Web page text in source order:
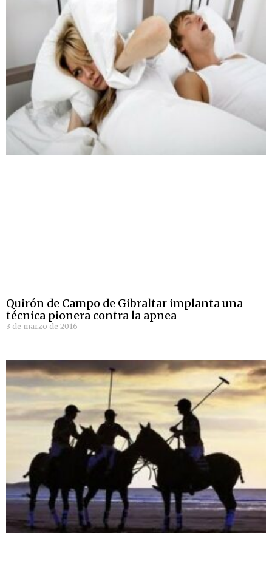
Quirón de Campo de Gibraltar implanta una
técnica pionera contra la apnea
3 de marzo de 2016